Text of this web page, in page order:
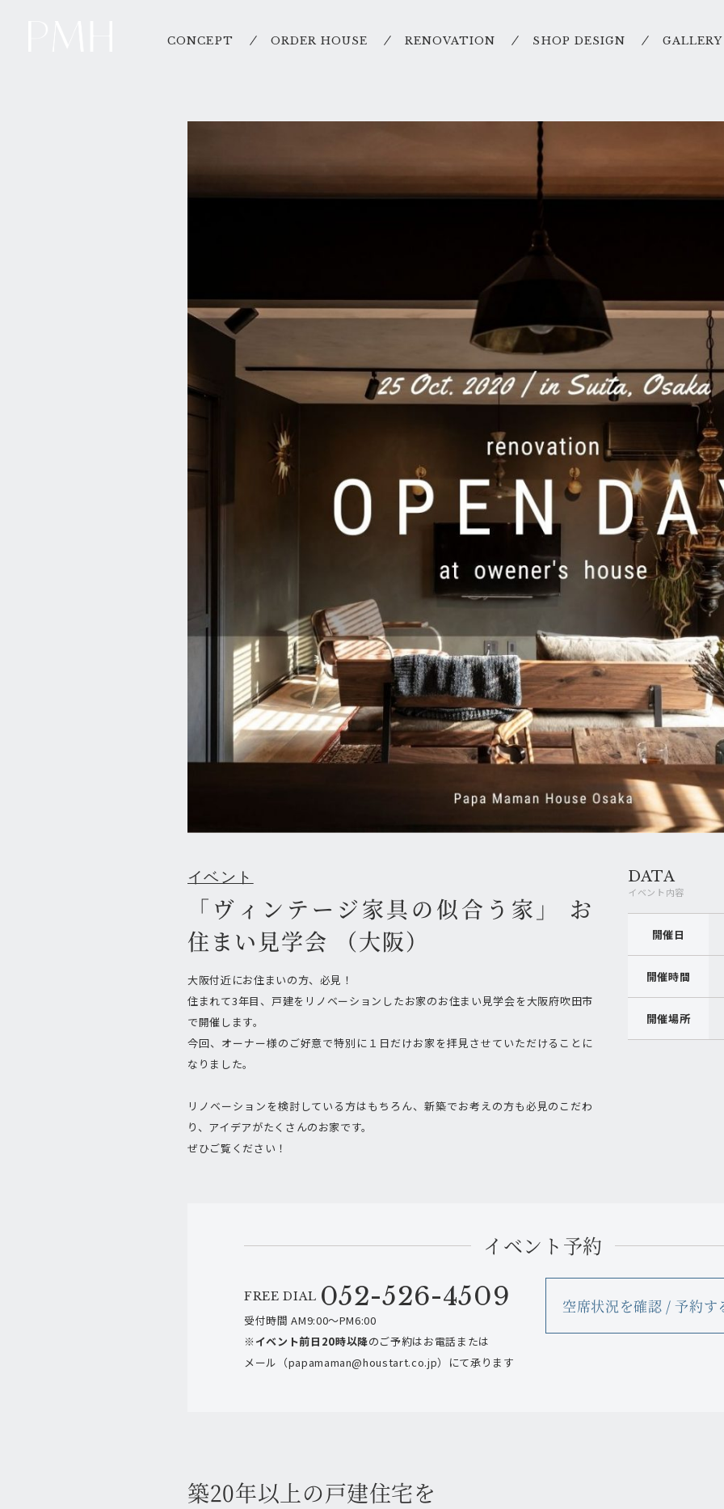
CONCEPT ORDER HOUSE RENOVATION SHOP DESIGN GALLERY
イベント
「ヴィンテージ家具の似合う家」 お
住まい見学会 （大阪）
大阪付近にお住まいの方、必見！
住まれて3年目、戸建をリノベーションしたお家のお住まい見学会を大阪府吹田市
で開催します。
今回、オーナー様のご好意で特別に１日だけお家を拝見させていただけることに
なりました。
リノベーションを検討している方はもちろん、新築でお考えの方も必見のこだわ
り、アイデアがたくさんのお家です。
ぜひご覧ください！
DATA
イベント内容
開催日
開催時間
開催場所
イベント予約
FREE DIAL 052-526-4509
受付時間 AM9:00～PM6:00
※イベント前日20時以降のご予約はお電話または
メール（papamaman@houstart.co.jp）にて承ります
空席状況を確認 / 予約す
築20年以上の戸建住宅を